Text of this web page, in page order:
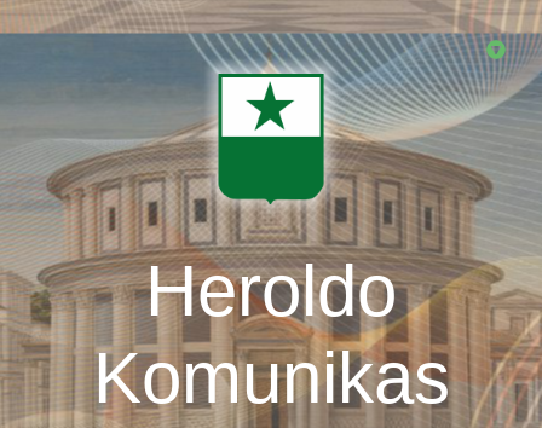
Skip
Heroldo
Komunikas